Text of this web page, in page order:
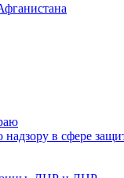
в сфере